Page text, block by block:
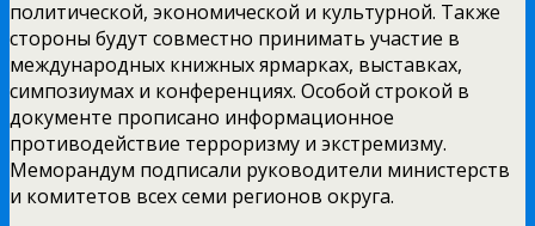
политической, экономической и культурной. Также
стороны будут совместно принимать участие в
международных книжных ярмарках, выставках,
симпозиумах и конференциях. Особой строкой в
документе прописано информационное
противодействие терроризму и экстремизму.
Меморандум подписали руководители министерств
и комитетов всех семи регионов округа.